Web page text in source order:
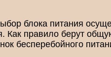
блока питания
Как правило берут
бесперебойного